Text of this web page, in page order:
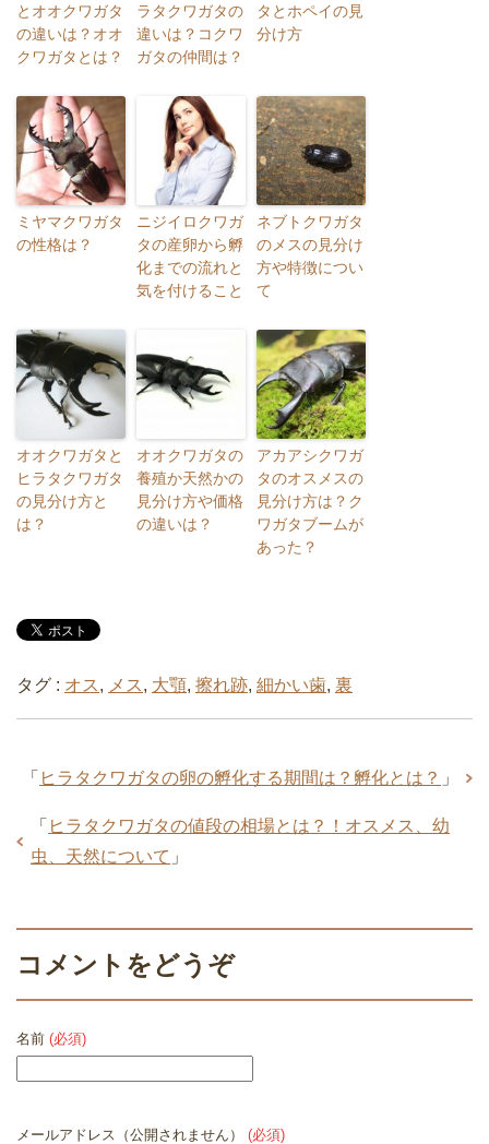
とオオクワガタ
の違いは？オオ
クワガタとは？
ラタクワガタの
違いは？コクワ
ガタの仲間は？
タとホペイの見
分け方
ミヤマクワガタ
の性格は？
ニジイロクワガ
タの産卵から孵
化までの流れと
気を付けること
ネブトクワガタ
のメスの見分け
方や特徴につい
て
オオクワガタと
ヒラタクワガタ
の見分け方と
は？
オオクワガタの
養殖か天然かの
見分け方や価格
の違いは？
アカアシクワガ
タのオスメスの
見分け方は？ク
ワガタブームが
あった？
タグ : オス , メス , 大顎, 擦れ跡, 細かい歯, 裏
「 ヒラタクワガタの卵の孵化する期間は？孵化とは？ 」
「 ヒラタクワガタの値段の相場とは？！オスメス、幼
虫、天然について 」
コメントをどうぞ
名前 (必須)
メールアドレス（公開されません） (必須)